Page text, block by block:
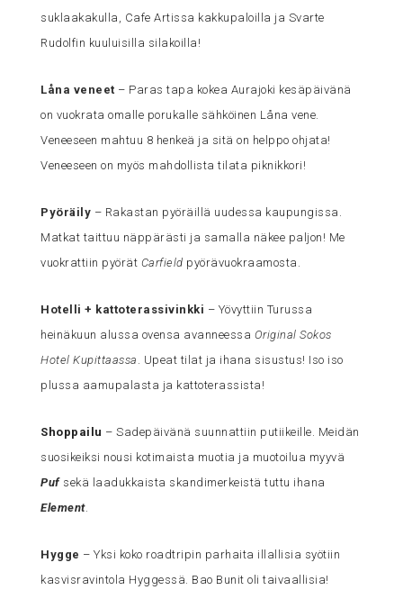
suklaakakulla, Cafe Artissa kakkupaloilla ja Svarte
Rudolfin kuuluisilla silakoilla!
Låna veneet – Paras tapa kokea Aurajoki kesäpäivänä
on vuokrata omalle porukalle sähköinen Låna vene.
Veneeseen mahtuu 8 henkeä ja sitä on helppo ohjata!
Veneeseen on myös mahdollista tilata piknikkori!
Pyöräily – Rakastan pyöräillä uudessa kaupungissa.
Matkat taittuu näppärästi ja samalla näkee paljon! Me
vuokrattiin pyörät Carfield pyörävuokraamosta.
Hotelli + kattoterassivinkki – Yövyttiin Turussa
heinäkuun alussa ovensa avanneessa Original Sokos
Hotel Kupittaassa
. Upeat tilat ja ihana sisustus! Iso iso
plussa aamupalasta ja kattoterassista!
Shoppailu – Sadepäivänä suunnattiin putiikeille. Meidän
suosikeiksi nousi kotimaista muotia ja muotoilua myyvä
Puf sekä laadukkaista skandimerkeistä tuttu ihana
Element.
Hygge – Yksi koko roadtripin parhaita illallisia syötiin
kasvisravintola Hyggessä. Bao Bunit oli taivaallisia!